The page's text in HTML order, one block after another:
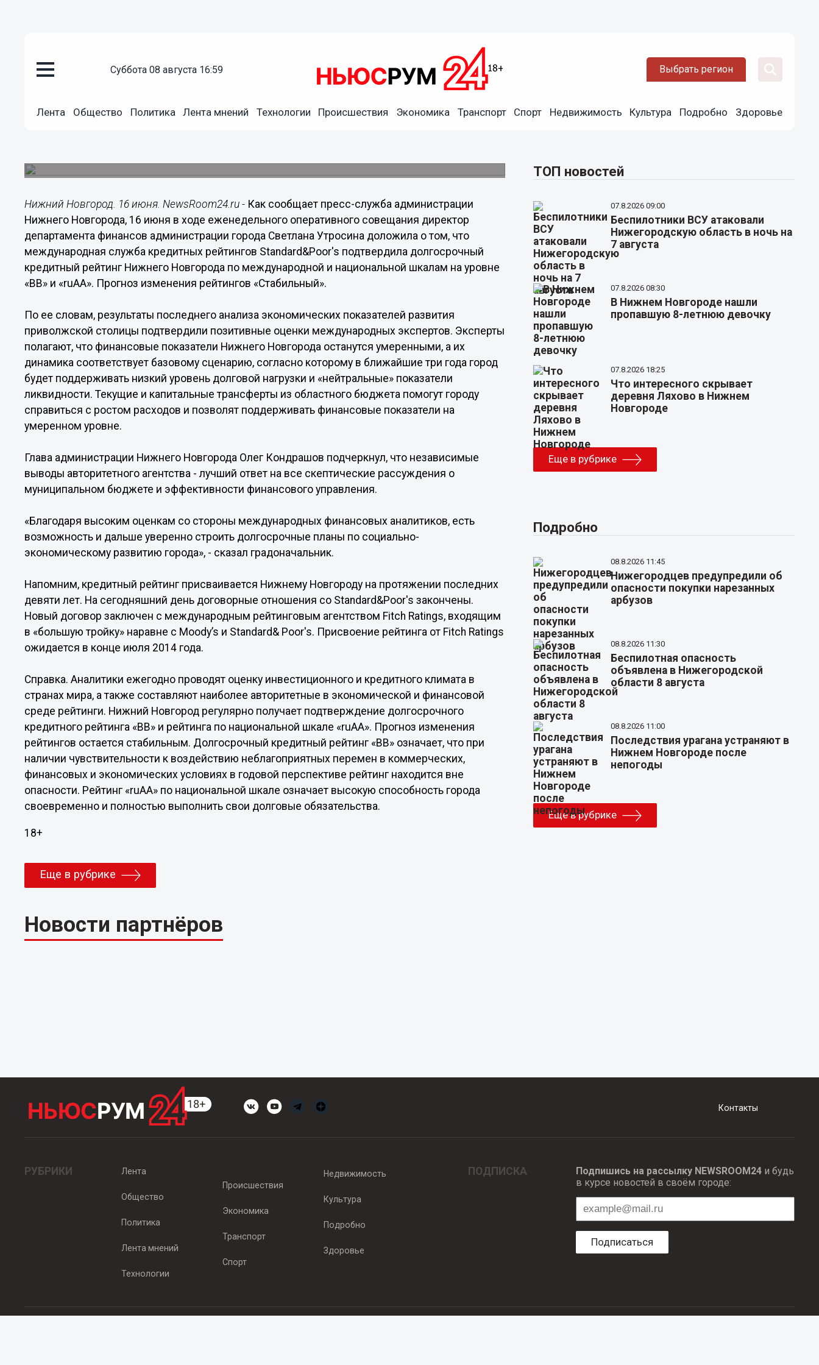
суббота 08 августа 16:59 Выбрать регион
Лента Общество Политика Лента мнений Технологии Происшествия Экономика Транспорт Спорт Недвижимость Культура Подробно Здоровье
16.06.2014 20:09
Долгосрочный кредитный рейтинг Нижнего Новгорода на
уровне «ВВ» и «ruAA» подтвердило агентство
Нижний Новгород. 16 июня. NewsRoom24.ru - Как сообщает пресс-служба администрации
Нижнего Новгорода, 16 июня в ходе еженедельного оперативного совещания директор
департамента финансов администрации города Светлана Утросина доложила о том, что
международная служба кредитных рейтингов Standard&Poor's подтвердила долгосрочный
кредитный рейтинг Нижнего Новгорода по международной и национальной шкалам на уровне
«ВВ» и «ruAA». Прогноз изменения рейтингов «Стабильный».
По ее словам, результаты последнего анализа экономических показателей развития
приволжской столицы подтвердили позитивные оценки международных экспертов. Эксперты
полагают, что финансовые показатели Нижнего Новгорода останутся умеренными, а их
динамика соответствует базовому сценарию, согласно которому в ближайшие три года город
будет поддерживать низкий уровень долговой нагрузки и «нейтральные» показатели
ликвидности. Текущие и капитальные трансферты из областного бюджета помогут городу
справиться с ростом расходов и позволят поддерживать финансовые показатели на
умеренном уровне.
Глава администрации Нижнего Новгорода Олег Кондрашов подчеркнул, что независимые
выводы авторитетного агентства - лучший ответ на все скептические рассуждения о
муниципальном бюджете и эффективности финансового управления.
«Благодаря высоким оценкам со стороны международных финансовых аналитиков, есть
возможность и дальше уверенно строить долгосрочные планы по социально-
экономическому развитию города», - сказал градоначальник.
Напомним, кредитный рейтинг присваивается Нижнему Новгороду на протяжении последних
девяти лет. На сегодняшний день договорные отношения со Standard&Poor's закончены.
Новый договор заключен с международным рейтинговым агентством Fitch Ratings, входящим
в «большую тройку» наравне с Moody’s и Standard& Poor's. Присвоение рейтинга от Fitch Ratings
ожидается в конце июля 2014 года.
Справка. Аналитики ежегодно проводят оценку инвестиционного и кредитного климата в
странах мира, а также составляют наиболее авторитетные в экономической и финансовой
среде рейтинги. Нижний Новгород регулярно получает подтверждение долгосрочного
кредитного рейтинга «ВВ» и рейтинга по национальной шкале «ruAA». Прогноз изменения
рейтингов остается стабильным. Долгосрочный кредитный рейтинг «BB» означает, что при
наличии чувствительности к воздействию неблагоприятных перемен в коммерческих,
финансовых и экономических условиях в годовой перспективе рейтинг находится вне
опасности. Рейтинг «ruAA» по национальной шкале означает высокую способность города
своевременно и полностью выполнить свои долговые обязательства.
18+
Еще в рубрике
Новости партнёров
ТОП новостей
07.8.2026 09:00
Беспилотники ВСУ атаковали
Нижегородскую область в ночь на
7 августа
07.8.2026 08:30
В Нижнем Новгороде нашли
пропавшую 8-летнюю девочку
07.8.2026 18:25
Что интересного скрывает
деревня Ляхово в Нижнем
Новгороде
Еще в рубрике
Подробно
08.8.2026 11:45
Нижегородцев предупредили об
опасности покупки нарезанных
арбузов
08.8.2026 11:30
Беспилотная опасность
объявлена в Нижегородской
области 8 августа
08.8.2026 11:00
Последствия урагана устраняют в
Нижнем Новгороде после
непогоды
Еще в рубрике
Контакты
РУБРИКИ Лента
Общество
Политика
Лента мнений
Технологии
Происшествия
Экономика
Транспорт
Спорт
Недвижимость
Культура
Подробно
Здоровье
ПОДПИСКА Подпишись на рассылку NEWSROOM24и будь
в курсе новостей в своём городе:
Подписаться